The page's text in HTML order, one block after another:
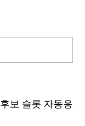
보 슬롯 자동응